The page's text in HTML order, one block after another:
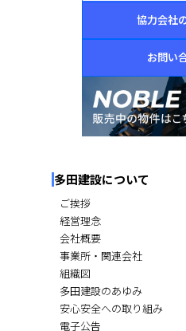
協力会社
お問い
多田建設について
ご挨拶
経営理念
会社概要
事業所・関連会社
組織図
多田建設のあゆみ
安心安全への取り組み
電子公告